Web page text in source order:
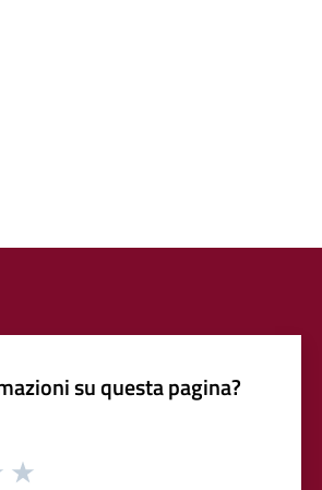
su questa pagina?